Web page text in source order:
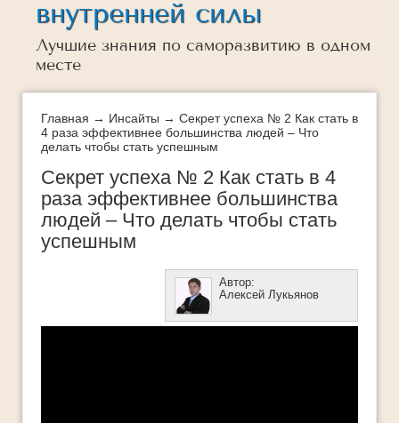
Думай
Инсайты
Истории успеха
Как добиться успеха
Как легко и быстро похудеть
Как определить свои таланты
Как стать богатым
Методы стратегического успеха
Мифы успеха
внутренней силы
Лучшие знания по саморазвитию в одном
месте
Главная → Инсайты → Секрет успеха № 2 Как стать в
4 раза эффективнее большинства людей – Что
делать чтобы стать успешным
Секрет успеха № 2 Как стать в 4
раза эффективнее большинства
людей – Что делать чтобы стать
успешным
Автор:
Алексей Лукьянов